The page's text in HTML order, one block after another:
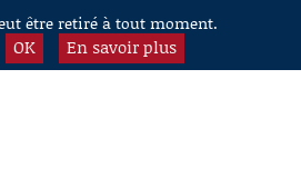
être retiré à tout moment.
OK En savoir plus